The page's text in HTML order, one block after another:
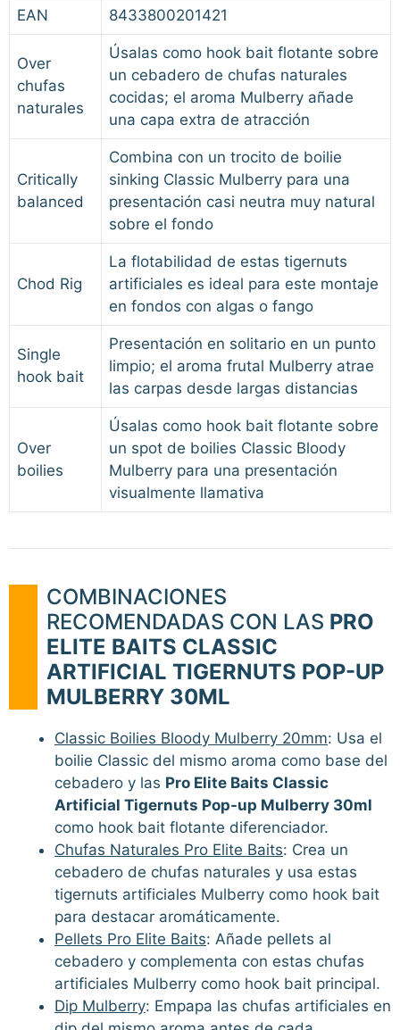
EAN 8433800201421
Over
chufas
naturales
Úsalas como hook bait flotante sobre
un cebadero de chufas naturales
cocidas; el aroma Mulberry añade
una capa extra de atracción
Critically
balanced
Combina con un trocito de boilie
sinking Classic Mulberry para una
presentación casi neutra muy natural
sobre el fondo
Chod Rig
La flotabilidad de estas tigernuts
artificiales es ideal para este montaje
en fondos con algas o fango
Single
hook bait
Presentación en solitario en un punto
limpio; el aroma frutal Mulberry atrae
las carpas desde largas distancias
Over
boilies
Úsalas como hook bait flotante sobre
un spot de boilies Classic Bloody
Mulberry para una presentación
visualmente llamativa
COMBINACIONES
RECOMENDADAS CON LAS PRO
ELITE BAITS CLASSIC
ARTIFICIAL TIGERNUTS POP-UP
MULBERRY 30ML
Classic Boilies Bloody Mulberry 20mm: Usa el
boilie Classic del mismo aroma como base del
cebadero y las Pro Elite Baits Classic
Artificial Tigernuts Pop-up Mulberry 30ml
como hook bait flotante diferenciador.
Chufas Naturales Pro Elite Baits: Crea un
cebadero de chufas naturales y usa estas
tigernuts artificiales Mulberry como hook bait
para destacar aromáticamente.
Pellets Pro Elite Baits: Añade pellets al
cebadero y complementa con estas chufas
artificiales Mulberry como hook bait principal.
Dip Mulberry: Empapa las chufas artificiales en